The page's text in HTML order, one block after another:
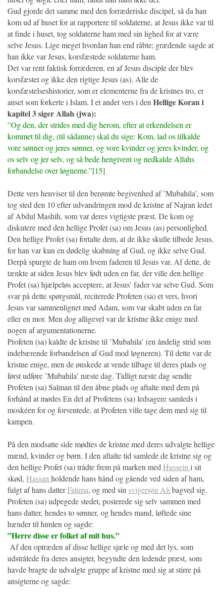
Gud gjorde det samme med den forræderiske discipel, så da han
kom ud af huset for at rapportere til soldaterne, at Jesus ikke var til
at finde i huset, tog soldaterne ham med sin lighed for at være
selve Jesus. Lige meget hvordan han end råbte; grædende sagde at
han ikke var Jesus, korsfæstede soldaterne ham.
Det var rent faktisk forræderen, en af Jesus disciple der blev
korsfæstet og ikke den rigtige Jesus (as). Alle de
korsfæstelseshistorier, som er elementerne fra de kristnes tro, er
anset som forkerte i Islam. I et andet vers i den Hellige Koran i
kapitel 3 siger Allah (jwa):
”Og den, der strides med dig herom, efter at erkendelsen er
kommet til dig, (til sådanne) skal du sige: Kom, lad os tilkalde
vore sønner og jeres sønner, og vore kvinder og jeres kvinder, og
os selv og jer selv, og så bede hengivent og nedkalde Allahs
forbandelse over løgnerne.”[15]
Dette vers henviser til den berømte begivenhed af ’Mubahila’, som
tog sted den 10 efter udvandringen mod de kristne af Najran ledet
af Abdul Mashih, som var deres vigtigste præst. De kom og
diskutere med den hellige Profet (sa) om Jesus (as) personlighed.
Den hellige Profet (sa) fortalte dem, at de ikke skulle tilbede Jesus,
for han var kun en dødelig skabning af Gud, og ikke selve Gud.
Derpå spurgte de ham om hvem faderen til Jesus var. Af dette, de
tænkte at siden Jesus blev født uden en far, der ville den hellige
Profet (sa) hjælpeløs acceptere, at Jesus’ fader var selve Gud. Som
svar på dette spørgsmål, reciterede Profeten (sa) et vers, hvori
Jesus var sammenlignet med Adam, som var skabt uden en far
eller en mor. Men dog alligevel var de kristne ikke enige med
nogen af argumentationerne.
Profeten (sa) kaldte de kristne til ’Mubahila’ (en åndelig strid som
indebærende forbandelsen af Gud mod løgneren). Til dette var de
kristne enige, men de ønskede at vende tilbage til deres plads og
først udføre ’Mubahila’ næste dag. Tidligt næste dag sendte
Profeten (sa) Salman til den åbne plads og aftalte med dem på
forhånd at mødes En del af Profetens (sa) ledsagere samleds i
moskéen for og forventede, at Profeten ville tage dem med sig til
kampen.
På den modsatte side mødtes de kristne med deres udvalgte hellige
mænd, kvinder og børn. I den aftalte tid samlede de kristne sig og
den hellige Profet (sa) trådte frem på marken med Hussein i sit
skød, Hassan holdende hans hånd og gående ved siden af ham,
fulgt af hans datterFatima, og med sin svigersøn Ali bagved sig.
Profeten (sa) udpegede stedet, posterede sig selv sammen med
hans datter, hendes to sønner, og hendes mand, løftede sine
hænder til himlen og sagde:
”Herre disse er folket af mit hus.”
Af den optræden af disse hellige sjæle og med det lys, som
udstrålede fra deres ansigter, begyndte den ledende præst, som
havde bragte de udvalgte gruppe af kristne med sig at stirre på
ansigterne og sagde: